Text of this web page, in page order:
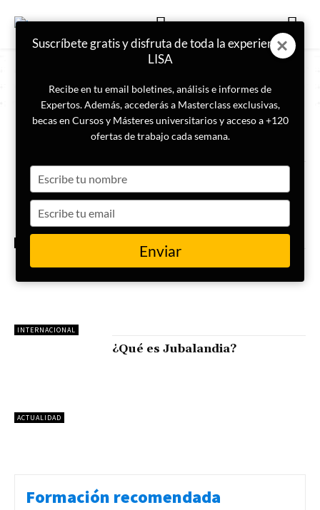
ETIQUETA
Jubalandia
Crisis en el Estado del Suroeste
de Somalia: un punto de
inflexión para el federalismo
somalí
INTERNACIONAL
Nueva Constitución en Somalia
ACTUALIDAD
¿Qué es Jubalandia?
Formación recomendada
Suscríbete gratis y disfruta de toda la experiencia
LISA
Recibe en tu email boletines, análisis e informes de
Expertos. Además, accederás a Masterclass exclusivas,
becas en Cursos y Másteres universitarios y acceso a +120
ofertas de trabajo cada semana.
your
name
your
email
Enviar